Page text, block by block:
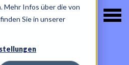
Mehr Infos über die von
Sie in unserer